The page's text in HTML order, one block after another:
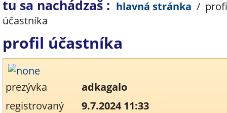
tu sa nachádzaš : hlavná stránka /
účastníka
profil účastníka
prezývka
adkagalo
registrovaný
9.7.2024 11:33